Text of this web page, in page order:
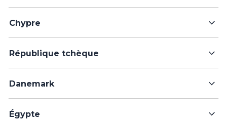
Chypre
République tchèque
Danemark
Égypte